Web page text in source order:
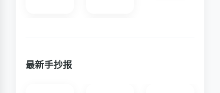
最新手抄报